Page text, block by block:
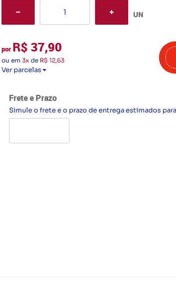
UN
por R$ 37,90
ou em 3xde R$ 12,63
Ver parcelas
Frete e Prazo
Simule o frete e o prazo de entrega estimados